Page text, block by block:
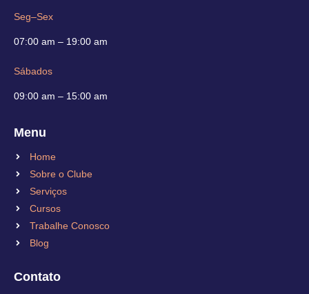
Seg–Sex
07:00 am – 19:00 am
Sábados
09:00 am – 15:00 am
Menu
Home
Sobre o Clube
Serviços
Cursos
Trabalhe Conosco
Blog
Contato